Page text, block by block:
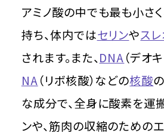
アミノ酸の中でも最も小さ
持ち、体内ではセリンやス
されます。また、DNA （デオ
NA （リボ核酸）などの核酸
な成分で、全身に酸素を運
ンや、筋肉の収縮のための